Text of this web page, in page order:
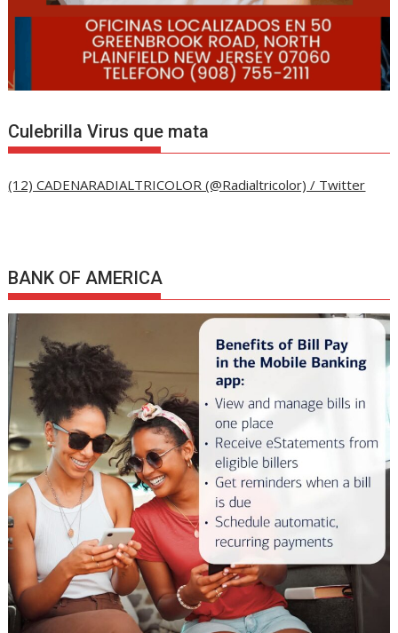
Culebrilla Virus que mata
(12) CADENARADIALTRICOLOR (@Radialtricolor) / Twitter
BANK OF AMERICA